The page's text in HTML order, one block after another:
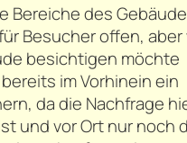
Bereiche des
Besucher offen, aber
besichtigen möchte
im Vorhinein ein
da die Nachfrage
und vor Ort nur noch